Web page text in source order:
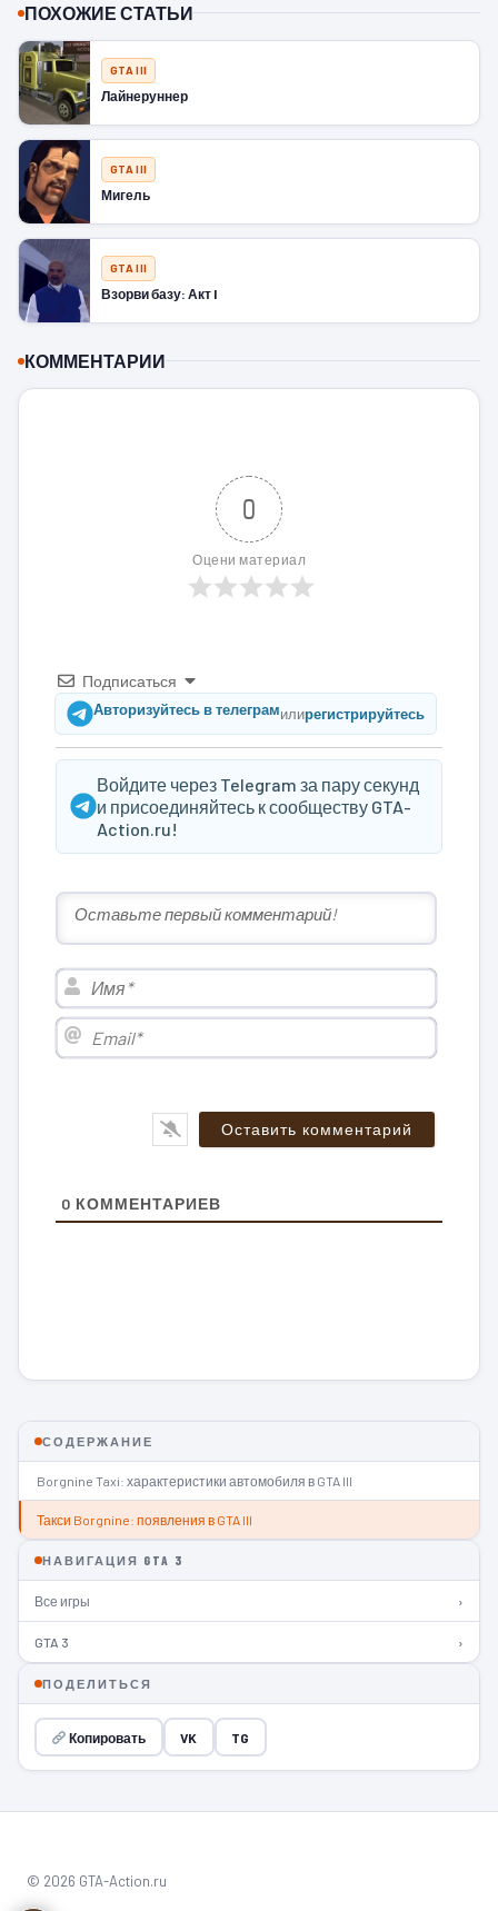
ПОХОЖИЕ СТАТЬИ
GTA III
Лайнеруннер
GTA III
Мигель
GTA III
Взорви базу: Акт I
КОММЕНТАРИИ
0
Оцени материал
Подписаться
Авторизуйтесь в телеграмилирегистрируйтесь
Войдите через Telegram за пару секунд
и присоединяйтесь к сообществу GTA-
Action.ru!
Имя*
Email*
0 КОММЕНТАРИЕВ
СОДЕРЖАНИЕ
Borgnine Taxi: характеристики автомобиля в GTA III
Такси Borgnine: появления в GTA III
НАВИГАЦИЯ GTA 3
Все игры ›
GTA 3 ›
ПОДЕЛИТЬСЯ
Копировать VK TG
© 2026 GTA-Action.ru